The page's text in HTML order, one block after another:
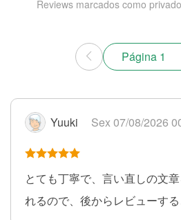
Reviews marcados como
Página 1
Yuuki Sex 07/08/2026
とても丁寧で、言い直しの文
れるので、後からレビューする